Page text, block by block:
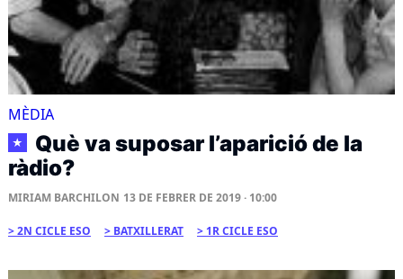
MÈDIA
★
Què va suposar l’aparició de la
ràdio?
MIRIAM BARCHILON 13 DE FEBRER DE 2019 · 10:00
2N CICLE ESO BATXILLERAT 1R CICLE ESO